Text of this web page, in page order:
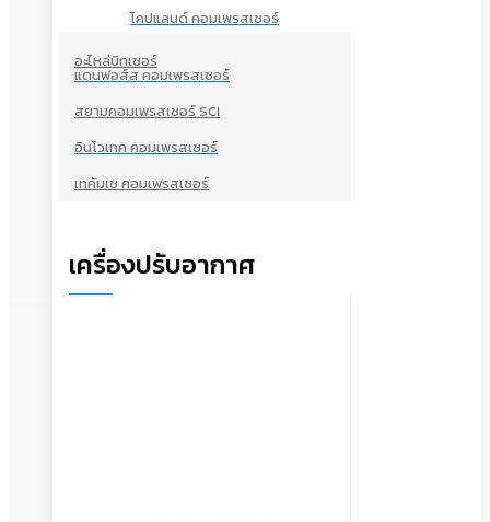
โคปแลนด์ คอมเพรสเซอร์
อะไหล่บิทเซอร์
แดนฟอส์ส คอมเพรสเซอร์
สยามคอมเพรสเซอร์ SCI
อินโวเทค คอมเพรสเซอร์
เทคัมเช คอมเพรสเซอร์
เครื่องปรับอากาศ